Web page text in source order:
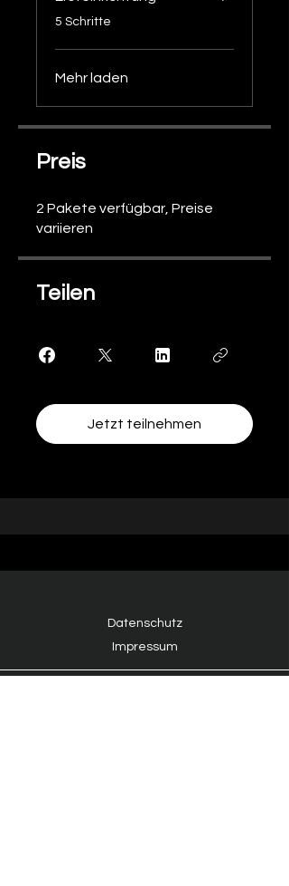
.5 Schritte
Mehr laden
Preis
2 Pakete verfügbar, Preise
variieren
Teilen
Jetzt teilnehmen
Datenschutz
Impressum